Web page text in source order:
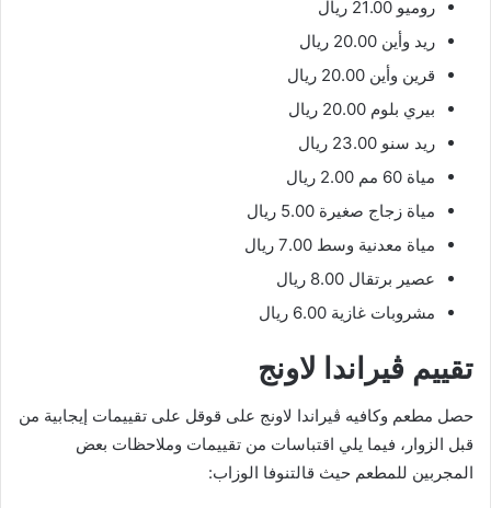
روميو 21.00 ريال
ريد وأين 20.00 ريال
قرين وأين 20.00 ريال
بيري بلوم 20.00 ريال
ريد سنو 23.00 ريال
مياة 60 مم 2.00 ريال
مياة زجاج صغيرة 5.00 ريال
مياة معدنية وسط 7.00 ريال
عصير برتقال 8.00 ريال
مشروبات غازية 6.00 ريال
تقييم ڤيراندا لاونج
حصل مطعم وكافيه ڤيراندا لاونج على قوقل على تقييمات إيجابية من
قبل الزوار، فيما يلي اقتباسات من تقييمات وملاحظات بعض
المجربين للمطعم حيث قالتنوفا الوزاب: